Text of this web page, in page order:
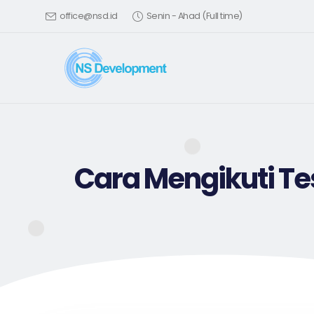
office@nsd.id Senin - Ahad (Full time)
Cara Mengikuti